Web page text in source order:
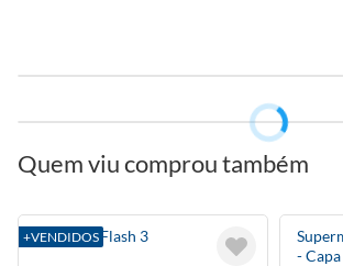
Quem viu comprou também
+VENDIDOS
Absolute Flash 3
-